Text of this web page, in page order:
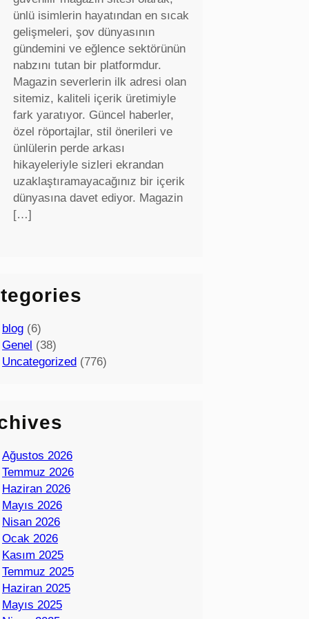
ünlü isimlerin hayatından en sıcak
gelişmeleri, şov dünyasının
gündemini ve eğlence sektörünün
nabzını tutan bir platformdur.
Magazin severlerin ilk adresi olan
sitemiz, kaliteli içerik üretimiyle
fark yaratıyor. Güncel haberler,
özel röportajlar, stil önerileri ve
ünlülerin perde arkası
hikayeleriyle sizleri ekrandan
uzaklaştıramayacağınız bir içerik
dünyasına davet ediyor. Magazin
[…]
blog (6)
Genel (38)
Uncategorized (776)
Ağustos 2026
Temmuz 2026
Haziran 2026
Mayıs 2026
Nisan 2026
Ocak 2026
Kasım 2025
Temmuz 2025
Haziran 2025
Mayıs 2025